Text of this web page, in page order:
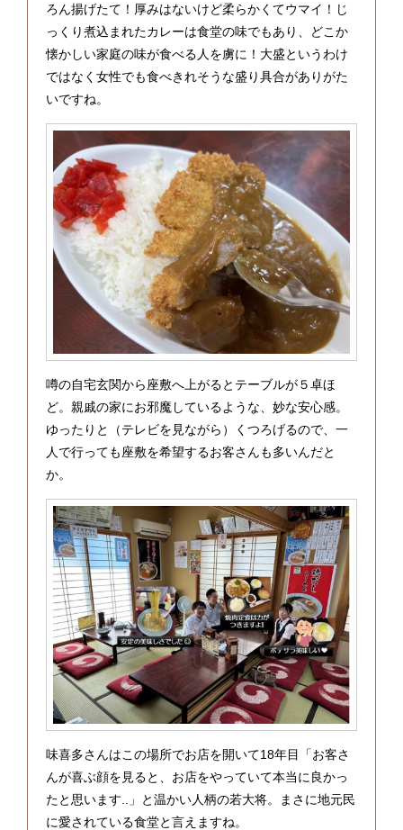
ろん揚げたて！厚みはないけど柔らかくてウマイ！じ
っくり煮込まれたカレーは食堂の味でもあり、どこか
懐かしい家庭の味が食べる人を虜に！大盛というわけ
ではなく女性でも食べきれそうな盛り具合がありがた
いですね。
噂の自宅玄関から座敷へ上がるとテーブルが５卓ほ
ど。親戚の家にお邪魔しているような、妙な安心感。
ゆったりと（テレビを見ながら）くつろげるので、一
人で行っても座敷を希望するお客さんも多いんだと
か。
味喜多さんはこの場所でお店を開いて18年目「お客さ
んが喜ぶ顔を見ると、お店をやっていて本当に良かっ
たと思います..」と温かい人柄の若大将。まさに地元民
に愛されている食堂と言えますね。